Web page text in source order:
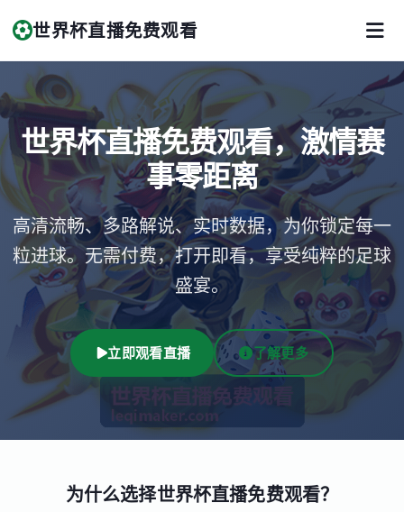
世界杯直播免费观看
世界杯直播免费观看，激情赛
事零距离
高清流畅、多路解说、实时数据，为你锁定每一
粒进球。无需付费，打开即看，享受纯粹的足球
盛宴。
立即观看直播 了解更多
为什么选择世界杯直播免费观看？